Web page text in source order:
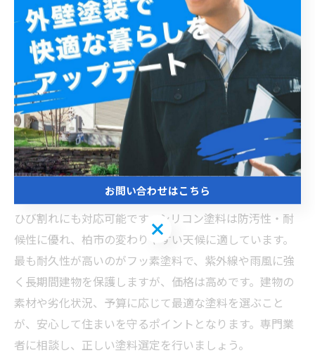
安心して住まいを守るために：柏市の外壁塗装塗料の
最終まとめ
柏市の気候は、湿気が多く雨も頻繁に降るため、外壁塗
装に用いる塗料選びは耐久性や防水性を重視することが
重要です。一般的に使用される塗料には、アクリル塗
料、ウレタン塗料、シリコン塗料、フッ素塗料の4種類が
あります。アクリル塗料はコストが抑えられますが耐久
年数が短く、主に予算重視の方に適しています。ウレタ
ン塗料は耐久性が増し、柔軟性に優れているため細かな
ひび割れにも対応可能です。シリコン塗料は防汚性・耐
候性に優れ、柏市の変わりやすい天候に適しています。
最も耐久性が高いのがフッ素塗料で、紫外線や雨風に強
く長期間建物を保護しますが、価格は高めです。建物の
素材や劣化状況、予算に応じて最適な塗料を選ぶこと
が、安心して住まいを守るポイントとなります。専門業
者に相談し、正しい塗料選定を行いましょう。
お問い合わせはこちら
お問い合わせはこちら